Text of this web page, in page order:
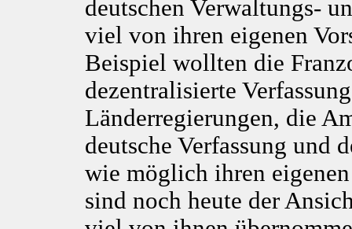
deutschen Verwaltungs-
viel von ihren eigenen
Beispiel wollten die
dezentralisierte
Länderregierungen, die
deutsche Verfassung und
wie möglich ihren
sind noch heute der